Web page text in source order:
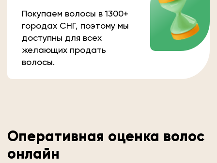
Покупаем волосы в 1300+
городах СНГ, поэтому мы
доступны для всех
желающих продать
волосы.
Оперативная оценка волос
онлайн